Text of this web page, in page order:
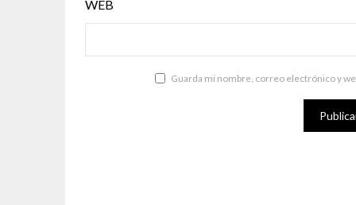
WEB
Guarda mi nombre, correo electrónico y